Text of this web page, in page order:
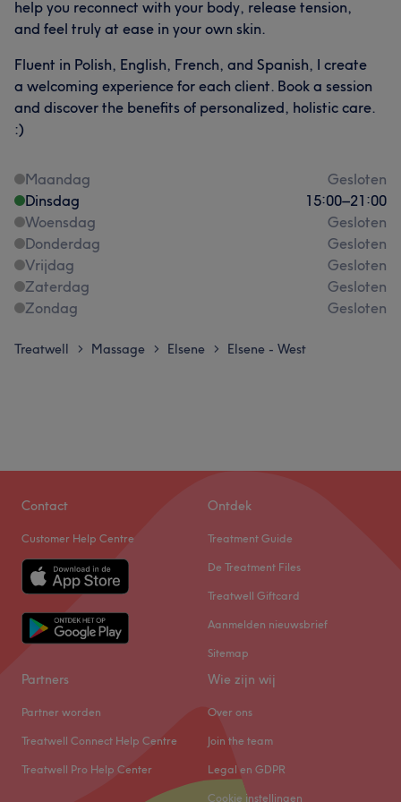
help you reconnect with your body, release tension,
and feel truly at ease in your own skin.
Fluent in Polish, English, French, and Spanish, I create
a welcoming experience for each client. Book a session
and discover the benefits of personalized, holistic care.
:)
Maandag
Gesloten
Dinsdag
15:00–21:00
Woensdag
Gesloten
Donderdag
Gesloten
Vrijdag
Gesloten
Zaterdag
Gesloten
Zondag
Gesloten
Treatwell > Massage > Elsene > Elsene - West
Contact
Customer Help Centre
Ontdek
Treatment Guide
De Treatment Files
Treatwell Giftcard
Aanmelden nieuwsbrief
Sitemap
Partners
Partner worden
Treatwell Connect Help Centre
Treatwell Pro Help Center
Wie zijn wij
Over ons
Join the team
Legal en GDPR
Cookie instellingen